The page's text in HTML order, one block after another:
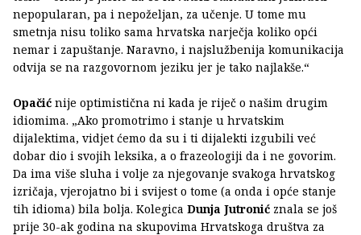
nepopularan, pa i nepoželjan, za učenje. U tome mu
smetnja nisu toliko sama hrvatska narječja koliko opći
nemar i zapuštanje. Naravno, i najslužbenija komunikacija
odvija se na razgovornom jeziku jer je tako najlakše.“
Opačić nije optimistična ni kada je riječ o našim drugim
idiomima. „Ako promotrimo i stanje u hrvatskim
dijalektima, vidjet ćemo da su i ti dijalekti izgubili već
dobar dio i svojih leksika, a o frazeologiji da i ne govorim.
Da ima više sluha i volje za njegovanje svakoga hrvatskog
izričaja, vjerojatno bi i svijest o tome (a onda i opće stanje
tih idioma) bila bolja. Kolegica Dunja Jutronić znala se još
prije 30-ak godina na skupovima Hrvatskoga društva za